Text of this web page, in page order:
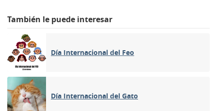
También le puede interesar
Día Internacional del Feo
Día Internacional del Gato